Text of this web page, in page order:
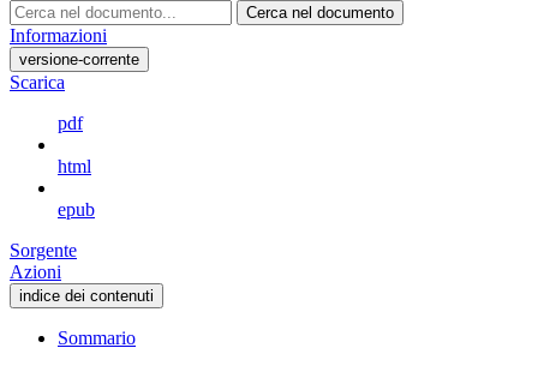
Cerca nel documento
Informazioni
versione-corrente
Scarica
pdf
html
epub
Sorgente
Azioni
indice dei contenuti
Sommario